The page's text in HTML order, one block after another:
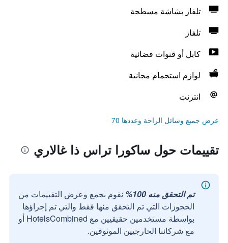
تلفاز بشاشة مسطحة
تلفاز
كابل أو قنوات فضائية
لوازم استحمام مجانية
انترنت
عرض جميع وسائل الراحة وعددها 70
تقييمات حول ساكورا تراس ذا غالاري
تم التحقق منه 100%
نقوم بجمع وعرض التقييمات من
الحجوزات التي تم التحقق منها فقط والتي تم إجراؤها
بواسطة مستخدمين حقيقيين مع HotelsCombined أو
مع شركائنا الخارجيين الموثوقين.